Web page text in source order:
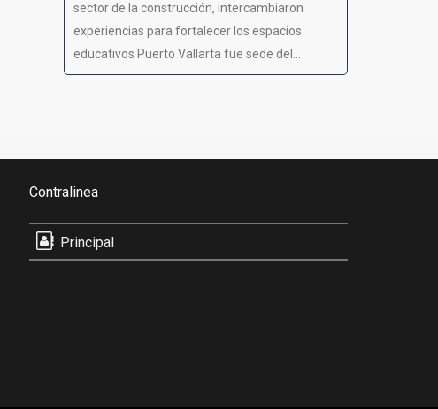
sector de la construcción, intercambiaron
experiencias para fortalecer los espacios
educativos Puerto Vallarta fue sede del...
Contralinea
Principal